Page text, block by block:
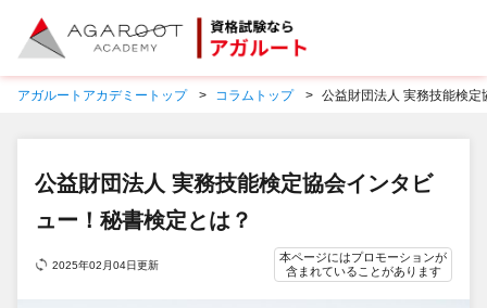
アガルートアカデミートップ コラムトップ 公益財団法人 実務技能検
公益財団法人 実務技能検定協会インタビ
ュー！秘書検定とは？
2025年02月04日更新
本ページにはプロモーションが
含まれていることがあります